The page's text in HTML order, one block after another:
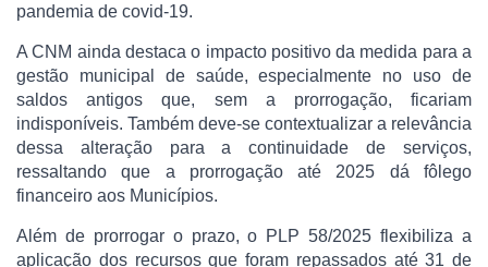
pandemia de covid-19.
A CNM ainda destaca o impacto positivo da medida para a
gestão municipal de saúde, especialmente no uso de
saldos antigos que, sem a prorrogação, ficariam
indisponíveis. Também deve-se contextualizar a relevância
dessa alteração para a continuidade de serviços,
ressaltando que a prorrogação até 2025 dá fôlego
financeiro aos Municípios.
Além de prorrogar o prazo, o PLP 58/2025 flexibiliza a
aplicação dos recursos que foram repassados até 31 de